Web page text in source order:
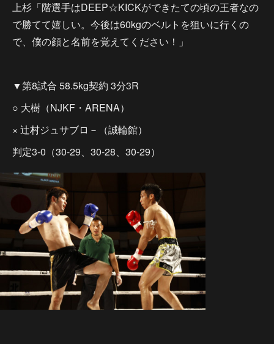
上杉「階選手はDEEP☆KICKができたての頃の王者なの
で勝てて嬉しい。今後は60kgのベルトを狙いに行くの
で、僕の顔と名前を覚えてください！」
▼第8試合 58.5kg契約 3分3R
○ 大樹（NJKF・ARENA）
× 辻村ジュサブロ－（誠輪館）
判定3-0（30-29、30-28、30-29）